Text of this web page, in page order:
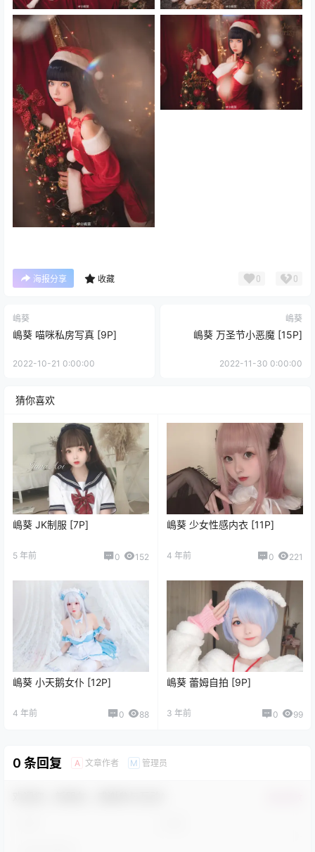
海报分享 收藏 0 0
嶋葵
嶋葵 喵咪私房写真 [9P]
2022-10-21 0:00:00
嶋葵
嶋葵 万圣节小恶魔 [15P]
2022-11-30 0:00:00
猜你喜欢
嶋葵 JK制服 [7P]
5 年前 0 152
嶋葵 少女性感内衣 [11P]
4 年前 0 221
嶋葵 小天鹅女仆 [12P]
4 年前 0 88
嶋葵 蕾姆自拍 [9P]
3 年前 0 99
0 条回复 A 文章作者 M 管理员